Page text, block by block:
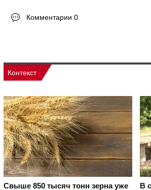
Комментарии 0
Контекст
Свыше 850 тысяч тонн зерна уже
В